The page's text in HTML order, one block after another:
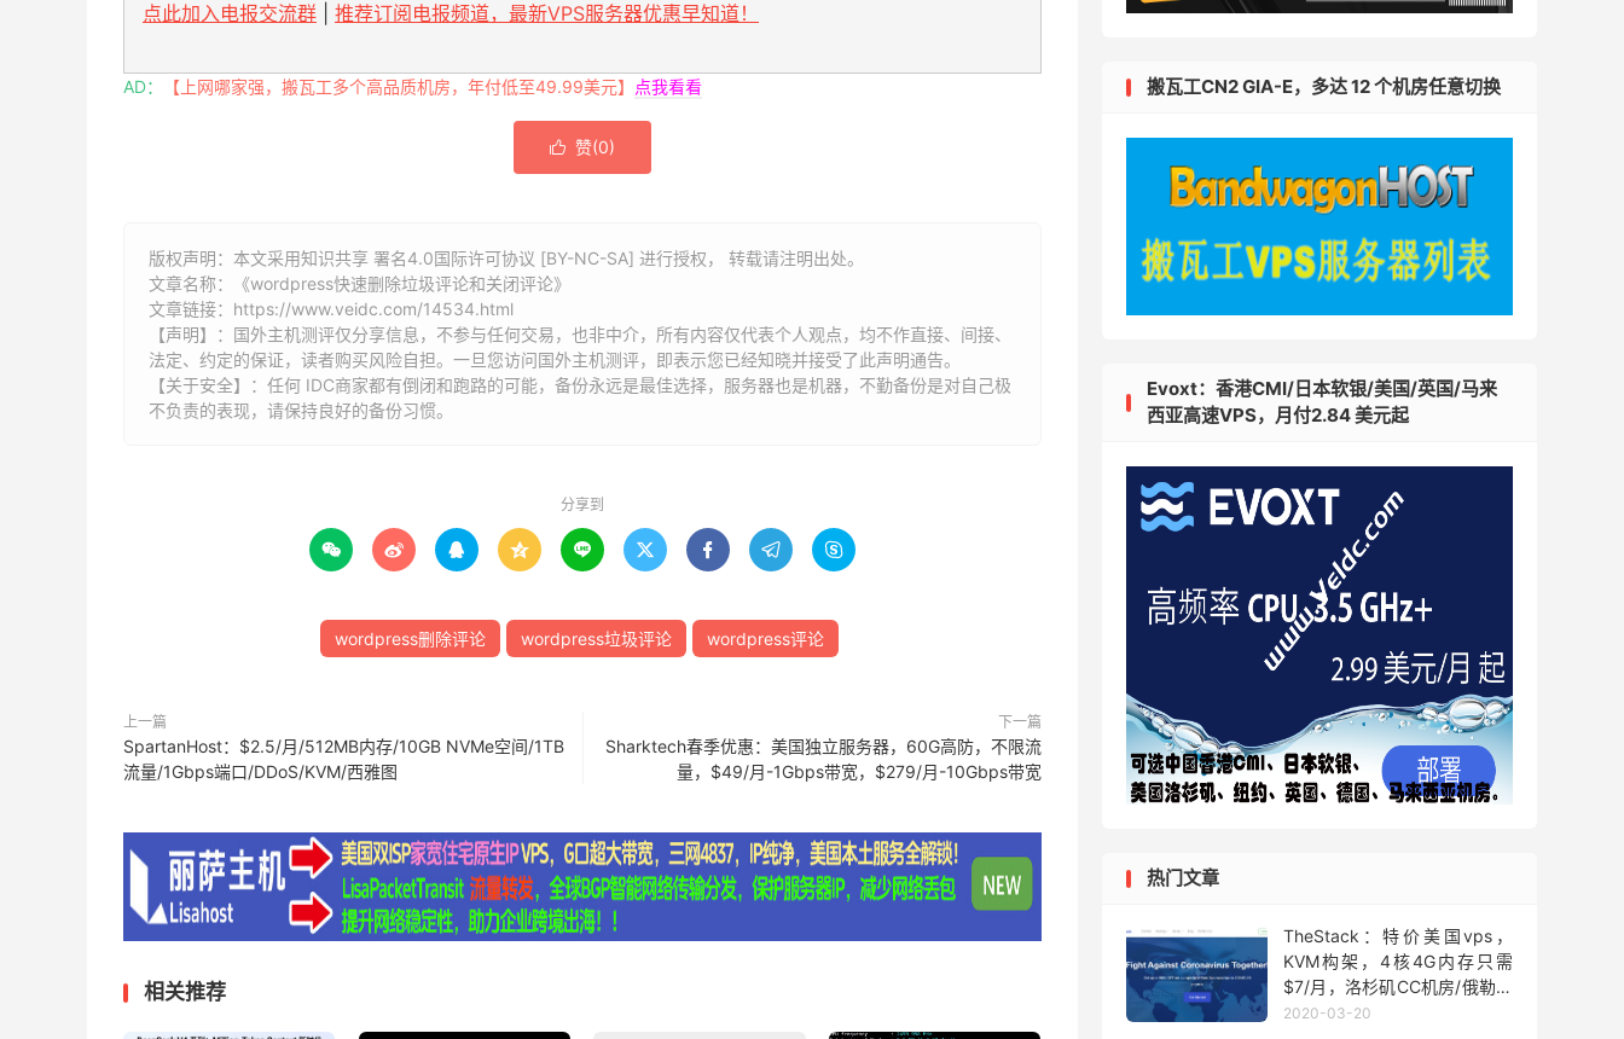
点此加入电报交流群 推荐订阅电报频道，最新VPS服务器优惠早知道！
AD： 【上网哪家强，搬瓦工多个高品质机房，年付低至49.99美元】 点我看看
 赞(0)
版权声明：本文采用知识共享 署名4.0国际许可协议 [BY-NC-SA] 进行授权， 转载请注明出处。
文章名称：《wordpress快速删除垃圾评论和关闭评论》
文章链接： https://www.veidc.com/14534.html
【声明】：国外主机测评仅分享信息，不参与任何交易，也非中介，所有内容仅代表个人观点，均不作直接、间接、
法定、约定的保证，读者购买风险自担。一旦您访问国外主机测评，即表示您已经知晓并接受了此声明通告。
【关于安全】：任何 IDC商家都有倒闭和跑路的可能，备份永远是最佳选择，服务器也是机器，不勤备份是对自己极
不负责的表现，请保持良好的备份习惯。
分享到
        
wordpress删除评论 wordpress垃圾评论 wordpress评论
上一篇
SpartanHost：$2.5/月/512MB内存/10GB NVMe空间/1TB
流量/1Gbps端口/DDoS/KVM/西雅图
下一篇
Sharktech春季优惠：美国独立服务器，60G高防，不限流
量，$49/月-1Gbps带宽，$279/月-10Gbps带宽
相关推荐
搬瓦工CN2 GIA-E，多达 12 个机房任意切换
Evoxt：香港CMI/日本软银/美国/英国/马来
西亚高速VPS，月付2.84 美元起
热门文章
TheStack：特价美国vps，
KVM构架，4核4G内存只需
$7/月，洛杉矶CC机房/俄勒冈
OVH高防
2020-03-20